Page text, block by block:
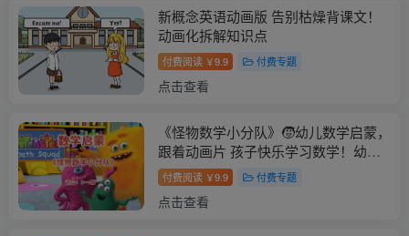
新概念英语动画版 告别枯燥背课文！
动画化拆解知识点
付费阅读 ￥9.9 付费专题
点击查看
《怪物数学小分队》🧒幼儿数学启蒙，
跟着动画片 孩子快乐学习数学！幼小
衔接必备！
付费阅读 ￥9.9 付费专题
点击查看